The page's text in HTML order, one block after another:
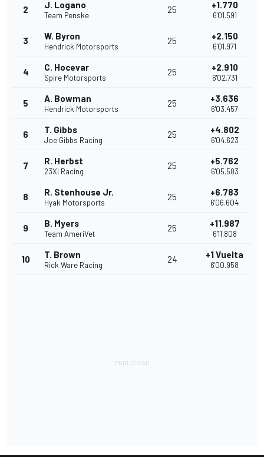
2 J. Logano
Team Penske
25 +1.770
6'01.591
3 W. Byron
Hendrick Motorsports
25 +2.150
6'01.971
4 C. Hocevar
Spire Motorsports
25 +2.910
6'02.731
5 A. Bowman
Hendrick Motorsports
25 +3.636
6'03.457
6 T. Gibbs
Joe Gibbs Racing
25 +4.802
6'04.623
7 R. Herbst
23XI Racing
25 +5.762
6'05.583
8 R. Stenhouse Jr.
Hyak Motorsports
25 +6.783
6'06.604
9 B. Myers
Team AmeriVet
25 +11.987
6'11.808
10 T. Brown
Rick Ware Racing
24 +1 Vuelta
6'00.958